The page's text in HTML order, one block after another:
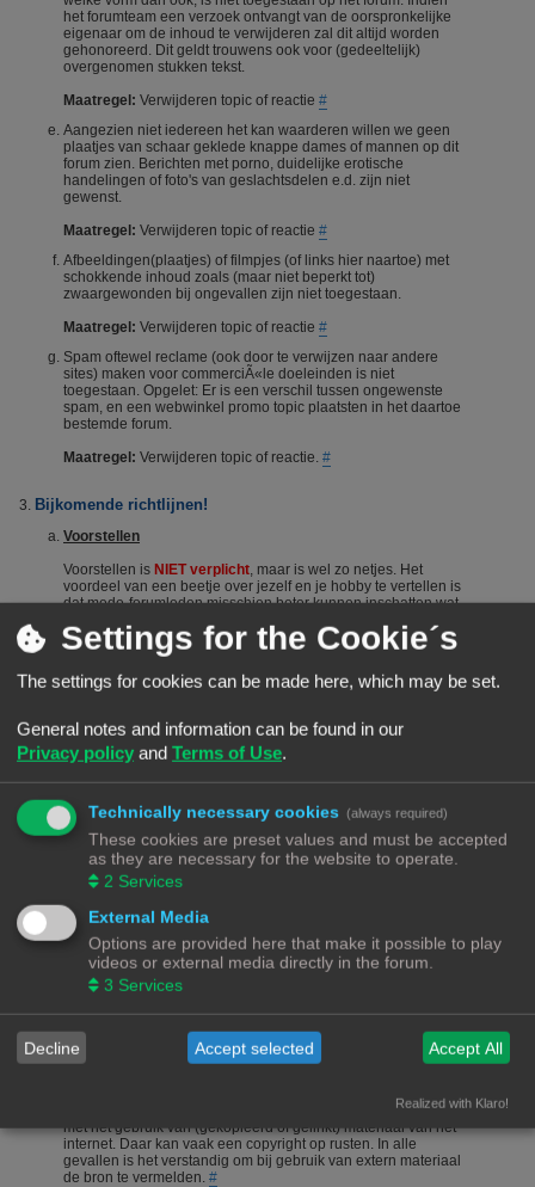
het forumteam een verzoek ontvangt van de oorspronkelijke
eigenaar om de inhoud te verwijderen zal dit altijd worden
gehonoreerd. Dit geldt trouwens ook voor (gedeeltelijk)
overgenomen stukken tekst.
Maatregel: Verwijderen topic of reactie #
Aangezien niet iedereen het kan waarderen willen we geen
plaatjes van schaar geklede knappe dames of mannen op dit
forum zien. Berichten met porno, duidelijke erotische
handelingen of foto's van geslachtsdelen e.d. zijn niet
gewenst.
Maatregel: Verwijderen topic of reactie #
Afbeeldingen(plaatjes) of filmpjes (of links hier naartoe) met
schokkende inhoud zoals (maar niet beperkt tot)
zwaargewonden bij ongevallen zijn niet toegestaan.
Maatregel: Verwijderen topic of reactie #
Spam oftewel reclame (ook door te verwijzen naar andere
sites) maken voor commerciÃ«le doeleinden is niet
toegestaan. Opgelet: Er is een verschil tussen ongewenste
spam, en een webwinkel promo topic plaatsten in het daartoe
bestemde forum.
Maatregel: Verwijderen topic of reactie. #
Bijkomende richtlijnen!
Voorstellen
Voorstellen is NIET verplicht , maar is wel zo netjes. Het
voordeel van een beetje over jezelf en je hobby te vertellen is
dat mede-forumleden misschien beter kunnen inschatten wat
Het voorstellen wordt dus vanuit het Forumteam wel
gestimuleerd maar niet verplicht. Echter, het is niet toegestaan
zich voor te stellen. Berichten die suggereren dat iemand zich
overtreden van deze regel kan een (tijdelijke) ban het gevolg
zijn.#
De zoekfunctie
Voordat je een vraag stelt: Het wordt aangeraden om het forum
te raadplegen via de zoekfunctie. Veel vragen zijn al vaker
gesteld op dit forum. De kans is groot dat je via de zoekfunctie
een antwoord vindt. Het laat ook zien dat je zelf ook actie
onderneemt en niet alleen maar een vraag stelt en gaat zitten
afwachten wie je het correcte antwoord geeft.
Een vraag stellen
Vragen stellen is 1 van de meeste gebruikte acties op een
forum. Echter is het bij een hobby als 3Dprinten ook van
belang dat de vragensteller naast het duidelijk formuleren van
zijn/haar vraag, ook aangeeft wat hij/zij zelf al heeft gedaan,
heeft opgezocht of heeft geconstateerd. Het wordt erg
gewaardeerd als je zelf meedenkt.#
Foto's en plaatjes
materiaal zal nooit een probleem zijn. Wees echter voorzichtig
met het gebruik van (gekopieerd of gelinkt) materiaal van het
internet. Daar kan vaak een copyright op rusten. In alle
gevallen is het verstandig om bij gebruik van extern materiaal
de bron te vermelden. #
Settings for the Cookie´s
The settings for cookies can be made here, which may be set.
General notes and information can be found in our
Privacy policy and Terms of Use.
Technically necessary cookies (always required)
These cookies are preset values and must be accepted
as they are necessary for the website to operate.
2 Services
External Media
Options are provided here that make it possible to play
videos or external media directly in the forum.
3 Services
Decline Accept selected Accept All
Realized with Klaro!